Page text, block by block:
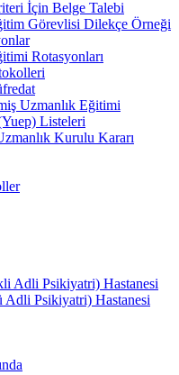
İçin Belge Talebi
Görevlisi Dilekçe Örneği
Rotasyonları
Uzmanlık Eğitimi
Listeleri
Kurulu Kararı
Adli Psikiyatri) Hastanesi
Psikiyatri) Hastanesi